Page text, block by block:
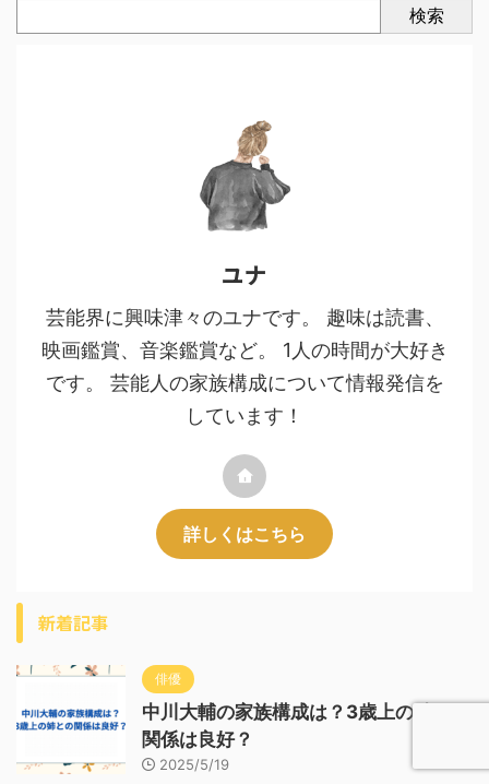
検索
ユナ
芸能界に興味津々のユナです。 趣味は読書、
映画鑑賞、音楽鑑賞など。 1人の時間が大好き
です。 芸能人の家族構成について情報発信を
しています！
詳しくはこちら
新着記事
俳優
中川大輔の家族構成は？3歳上の姉との
関係は良好？
2025/5/19